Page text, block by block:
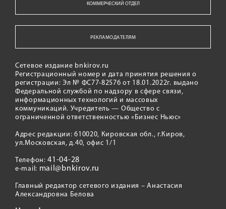
КОММЕРЧЕСКИЙ ОТДЕЛ
РЕКЛАМОДАТЕЛЯМ
Сетевое издание bnkirov.ru
Регистрационный номер и дата принятия решения о
регистрации: Эл № ФС77-82576 от 18.01.2022г. выдано
Федеральной службой по надзору в сфере связи,
информационных технологий и массовых
коммуникаций. Учредитель — Общество с
ограниченной ответственностью «Бизнес Ньюс»
Адрес редакции: 610020, Кировская обл., г.Киров,
ул.Московская, д.40, офис 1/1
Телефон:41-04-28
e-mail: mail@bnkirov.ru
Главный редактор сетевого издания – Анастасия
Александровна Белова